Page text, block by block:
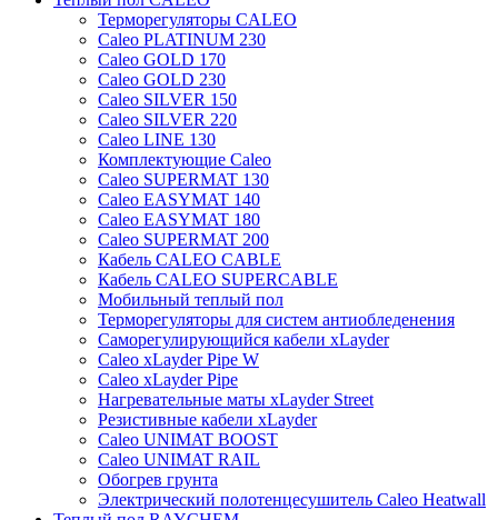
Терморегуляторы CALEO
Caleo PLATINUM 230
Caleo GOLD 170
Caleo GOLD 230
Caleo SILVER 150
Caleo SILVER 220
Caleo LINE 130
Комплектующие Caleo
Caleo SUPERMAT 130
Caleo EASYMAT 140
Caleo EASYMAT 180
Caleo SUPERMAT 200
Кабель CALEO CABLE
Кабель CALEO SUPERCABLE
Мобильный теплый пол
Терморегуляторы для систем антиобледенения
Саморегулирующийся кабели xLayder
Caleo xLayder Pipe W
Caleo xLayder Pipe
Нагревательные маты xLayder Street
Резистивные кабели xLayder
Caleo UNIMAT BOOST
Caleo UNIMAT RAIL
Обогрев грунта
Электрический полотенцесушитель Caleo Heatwall